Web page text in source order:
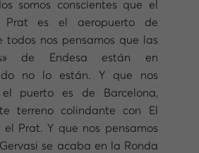
somos conscientes que el
Prat es el aeropuerto de
todos nos pensamos que las
de Endesa están en
no lo están. Y que nos
el puerto es de Barcelona,
terreno colindante con El
Prat. Y que nos pensamos
se acaba en la Ronda